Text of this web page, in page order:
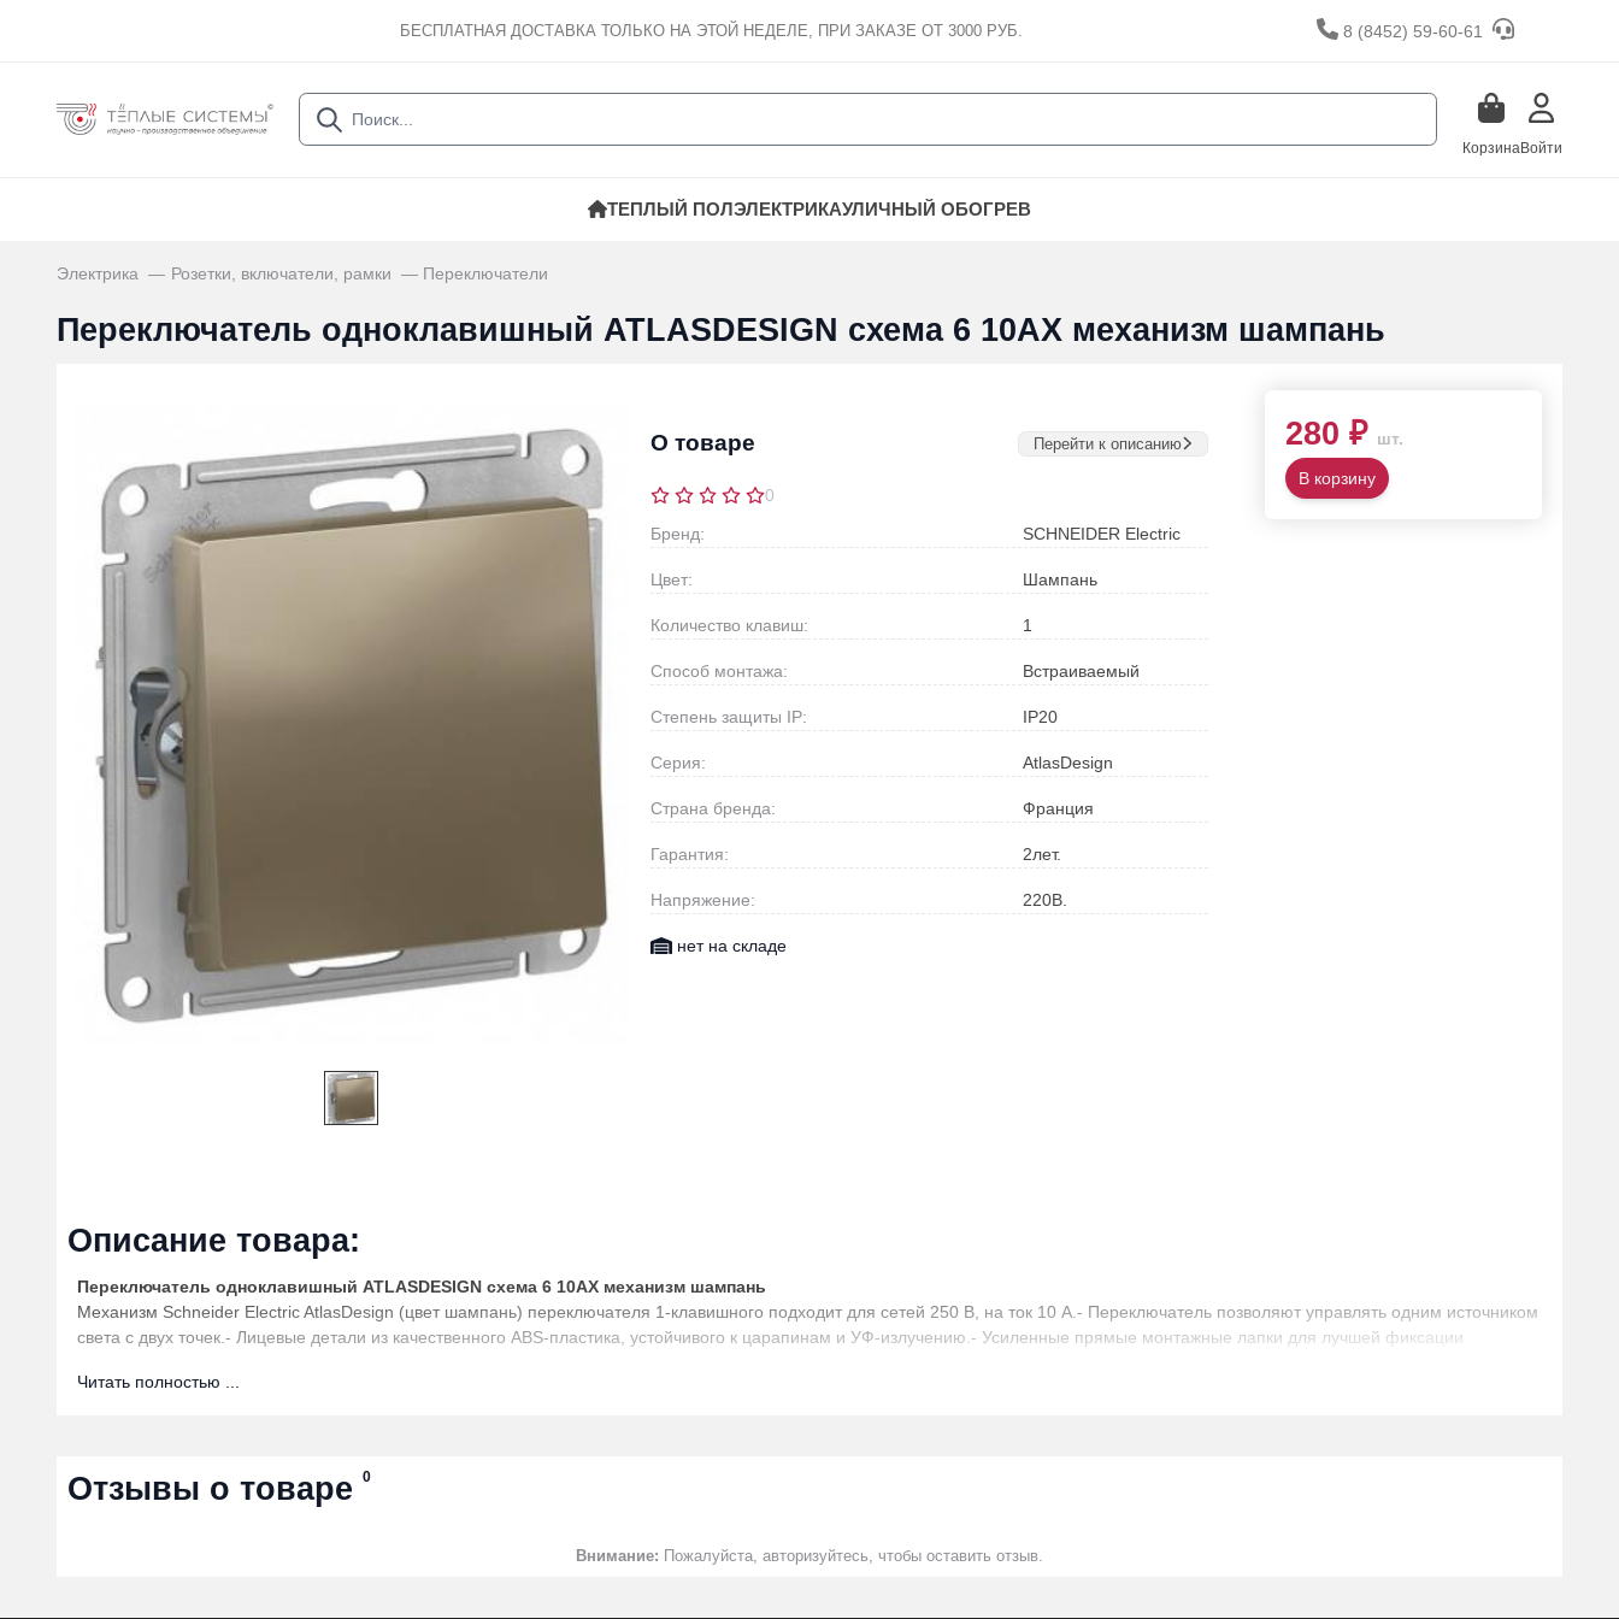
БЕСПЛАТНАЯ ДОСТАВКА ТОЛЬКО НА ЭТОЙ НЕДЕЛЕ, ПРИ ЗАКАЗЕ ОТ 3000 РУБ. 8 (8452) 59-60-61
КорзинаВойти
ТЕПЛЫЙ ПОЛЭЛЕКТРИКАУЛИЧНЫЙ ОБОГРЕВ
Электрика Розетки, включатели, рамки Переключатели
Переключатель одноклавишный ATLASDESIGN схема 6 10АХ механизм шампань
О товаре Перейти к описанию
0
Бренд:
SCHNEIDER Electric
Цвет: Шампань
Количество клавиш: 1
Способ монтажа: Встраиваемый
Степень защиты IP: IP20
Серия: AtlasDesign
Страна бренда: Франция
Гарантия: 2лет.
Напряжение: 220В.
нет на складе
280 ₽ шт.
В корзину
Описание товара:
Переключатель одноклавишный ATLASDESIGN схема 6 10АХ механизм шампань
Механизм Schneider Electric AtlasDesign (цвет шампань) переключателя 1-клавишного подходит для сетей 250 В, на ток 10 А.- Переключатель позволяют управлять одним источником
света с двух точек.- Лицевые детали из качественного ABS-пластика, устойчивого к царапинам и УФ-излучению.- Усиленные прямые монтажные лапки для лучшей фиксации
Характеристики
Коммутируем. нагрузка для люминесц. ламп, AX
Читать полностью ...
Отзывы о товаре 0
Внимание: Пожалуйста, авторизуйтесь, чтобы оставить отзыв.